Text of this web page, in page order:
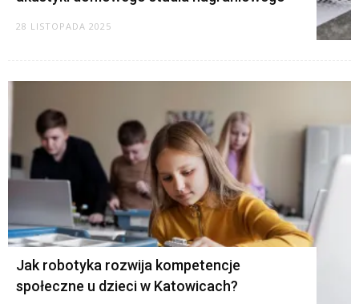
28 LISTOPADA 2025
Jak robotyka rozwija kompetencje
społeczne u dzieci w Katowicach?